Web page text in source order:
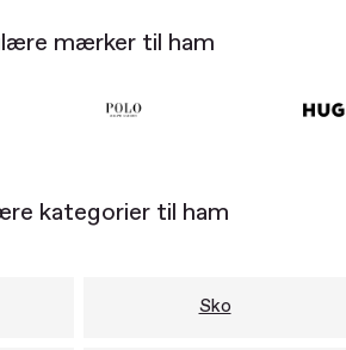
mærker til ham
kategorier til ham
Sko